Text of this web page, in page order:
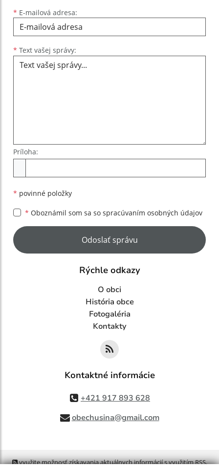
* E-mailová adresa:
* Text vašej správy:
Príloha:
* povinné položky
* Oboznámil som sa so spracúvaním osobných údajov
Google reCaptcha Response
Odoslať správu
Rýchle odkazy
O obci
História obce
Fotogaléria
Kontakty
Kontaktné informácie
+421 917 893 628
obechusina@gmail.com
využite možnosť získavania aktuálnych informácií s využitím RSS,